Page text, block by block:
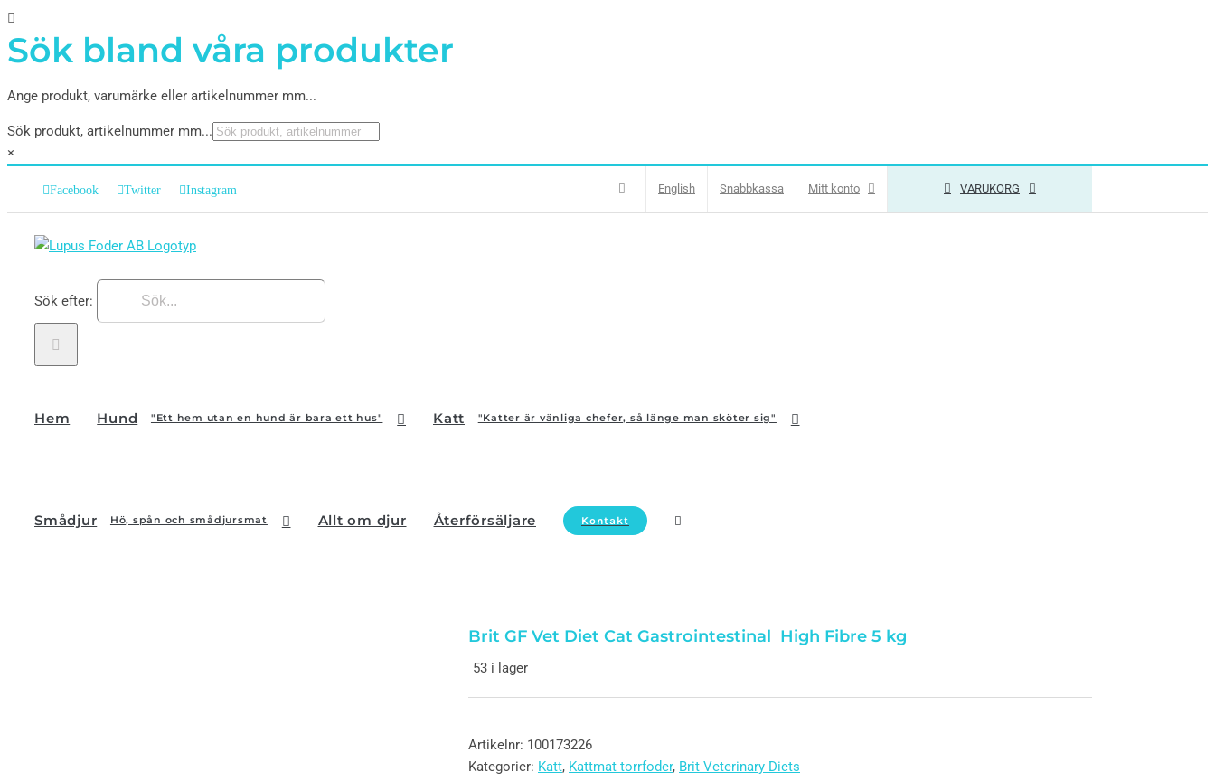
Sök bland våra produkter
Ange produkt, varumärke eller artikelnummer mm...
Sök produkt, artikelnummer mm...
×
Facebook Twitter Instagram English Snabbkassa Mitt konto VARUKORG
Sök efter:
Hem Hund "Ett hem utan en hund är bara ett hus" Katt "Katter är vänliga chefer, så länge man sköter sig"
Smådjur Hö, spån och smådjursmat Allt om djur Återförsäljare Kontakt
Brit GF Vet Diet Cat Gastrointestinal High Fibre 5 kg
53 i lager
Artikelnr: 100173226
Kategorier: Katt, Kattmat torrfoder, Brit Veterinary Diets